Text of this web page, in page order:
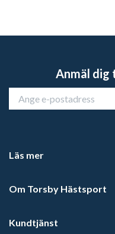
Anmäl dig
Läs mer
Om Torsby Hästsport
Kundtjänst